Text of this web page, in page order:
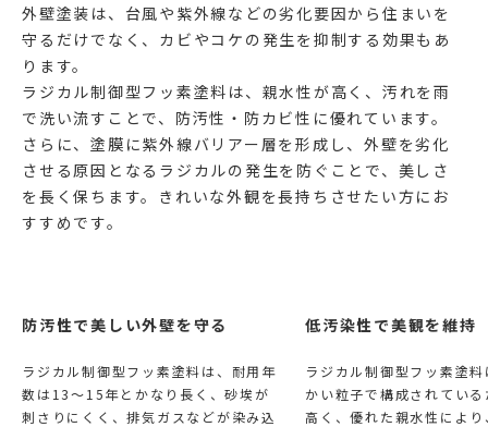
外壁塗装は、台風や紫外線などの劣化要因から住まいを
守るだけでなく、カビやコケの発生を抑制する効果もあ
ります。
ラジカル制御型フッ素塗料は、親水性が高く、汚れを雨
で洗い流すことで、防汚性・防カビ性に優れています。
さらに、塗膜に紫外線バリアー層を形成し、外壁を劣化
させる原因となるラジカルの発生を防ぐことで、美しさ
を長く保ちます。きれいな外観を長持ちさせたい方にお
すすめです。
防汚性で美しい外壁を守る
ラジカル制御型フッ素塗料は、耐用年
数は13～15年とかなり長く、砂埃が
刺さりにくく、排気ガスなどが染み込
低汚染性で美観を維持
ラジカル制御型フッ素塗
かい粒子で構成されてい
高く、優れた親水性によ